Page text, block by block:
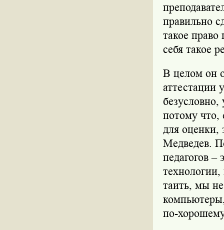
правильно
такое
себя такое
В целом он
аттестации
безусловно,
потому что,
для оценки,
Медведев.
педагогов
таить, мы
по-